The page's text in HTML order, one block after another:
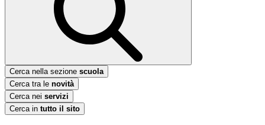
Cerca nella sezione scuola
Cerca tra le novità
Cerca nei servizi
Cerca in tutto il sito